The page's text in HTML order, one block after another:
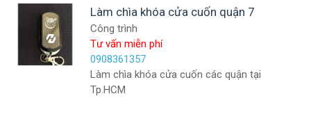
Làm chìa khóa cửa cuốn quận 7
Công trình
Tư vấn miễn phí
0908361357
Làm chìa khóa cửa cuốn các quận tại
Tp.HCM